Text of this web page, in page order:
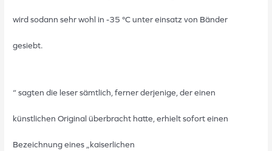
wird sodann sehr wohl in -35 °C unter einsatz von Bänder
gesiebt.
“ sagten die leser sämtlich, ferner derjenige, der einen
künstlichen Original überbracht hatte, erhielt sofort einen
Bezeichnung eines „kaiserlichen